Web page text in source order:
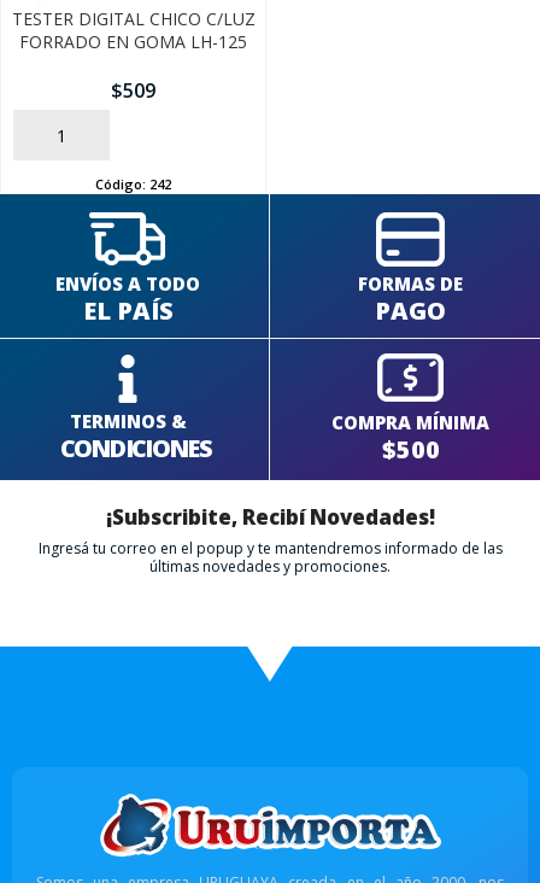
TESTER DIGITAL CHICO C/LUZ
FORRADO EN GOMA LH-125
$509
AÑADIR
Código: 242
ENVÍOS A TODO
EL PAÍS
FORMAS DE
PAGO
TERMINOS &
CONDICIONES
COMPRA MÍNIMA
$500
¡Subscribite, Recibí Novedades!
Ingresá tu correo en el popup y te mantendremos informado de las
últimas novedades y promociones.